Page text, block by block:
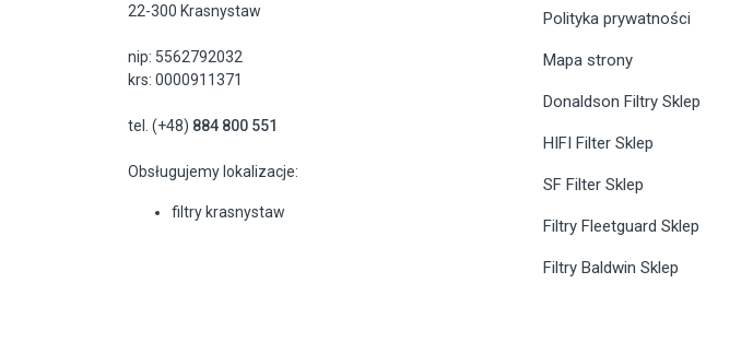
22-300 Krasnystaw
nip: 5562792032
krs: 0000911371
tel. (+48) 884 800 551
Obsługujemy lokalizacje:
filtry krasnystaw
Polityka prywatności
Mapa strony
Donaldson Filtry Sklep
HIFI Filter Sklep
SF Filter Sklep
Filtry Fleetguard Sklep
Filtry Baldwin Sklep